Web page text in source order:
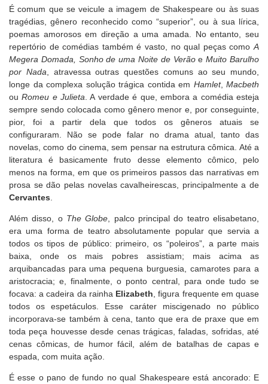
É comum que se veicule a imagem de Shakespeare ou às suas
tragédias, gênero reconhecido como “superior”, ou à sua lírica,
poemas amorosos em direção a uma amada. No entanto, seu
repertório de comédias também é vasto, no qual peças como A
Megera Domada, Sonho de uma Noite de VerãoeMuito Barulho
por Nada , atravessa outras questões comuns ao seu mundo,
longe da complexa solução trágica contida em Hamlet, Macbeth
ou Romeu e Julieta . A verdade é que, embora a comédia esteja
sempre sendo colocada como gênero menor e, por conseguinte,
pior, foi a partir dela que todos os gêneros atuais se
configuraram. Não se pode falar no drama atual, tanto das
novelas, como do cinema, sem pensar na estrutura cômica. Até a
literatura é basicamente fruto desse elemento cômico, pelo
menos na forma, em que os primeiros passos das narrativas em
prosa se dão pelas novelas cavalheirescas, principalmente a de
Cervantes
Além disso, o The Globe , palco principal do teatro elisabetano,
era uma forma de teatro absolutamente popular que servia a
todos os tipos de público: primeiro, os “poleiros”, a parte mais
baixa, onde os mais pobres assistiam; mais acima as
arquibancadas para uma pequena burguesia, camarotes para a
aristocracia; e, finalmente, o ponto central, para onde tudo se
focava: a cadeira da rainha Elizabeth , figura frequente em quase
todos os espetáculos. Esse caráter miscigenado no público
incorporava-se também à cena, tanto que era de praxe que em
toda peça houvesse desde cenas trágicas, faladas, sofridas, até
cenas cômicas, de humor fácil, além de batalhas de capas e
espada, com muita ação.
É esse o pano de fundo no qual Shakespeare está ancorado: E